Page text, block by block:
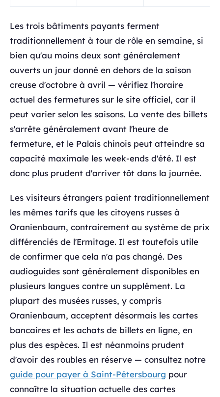
Les trois bâtiments payants ferment
traditionnellement à tour de rôle en semaine, si
bien qu'au moins deux sont généralement
ouverts un jour donné en dehors de la saison
creuse d'octobre à avril — vérifiez l'horaire
actuel des fermetures sur le site officiel, car il
peut varier selon les saisons. La vente des billets
s'arrête généralement avant l'heure de
fermeture, et le Palais chinois peut atteindre sa
capacité maximale les week-ends d'été. Il est
donc plus prudent d'arriver tôt dans la journée.
Les visiteurs étrangers paient traditionnellement
les mêmes tarifs que les citoyens russes à
Oranienbaum, contrairement au système de prix
différenciés de l'Ermitage. Il est toutefois utile
de confirmer que cela n'a pas changé. Des
audioguides sont généralement disponibles en
plusieurs langues contre un supplément. La
plupart des musées russes, y compris
Oranienbaum, acceptent désormais les cartes
bancaires et les achats de billets en ligne, en
plus des espèces. Il est néanmoins prudent
d'avoir des roubles en réserve — consultez notre
guide pour payer à Saint-Pétersbourg pour
connaître la situation actuelle des cartes